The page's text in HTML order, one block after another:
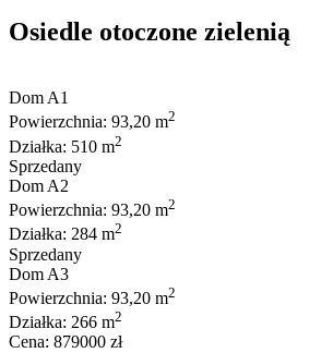
Osiedle otoczone zielenią
Dom A1
Powierzchnia: 93,20 m2
Działka: 510 m2
Sprzedany
Dom A2
Powierzchnia: 93,20 m2
Działka: 284 m2
Sprzedany
Dom A3
Powierzchnia: 93,20 m2
Działka: 266 m2
Cena: 879000 zł